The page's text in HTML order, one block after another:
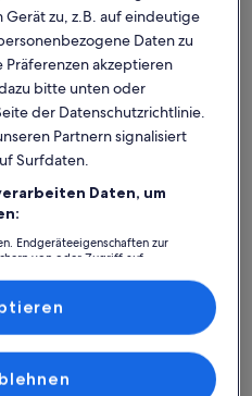
unsere App?
immer
ohne WLAN!
zu, z.B. auf eindeutige
Daten zu
akzeptieren
bitte unten oder
der Datenschutzrichtlinie.
Partnern signalisiert
Surfdaten.
Daten, um
Endgeräteeigenschaften zur
von oder Zugriff auf
und der Performance von Inhalten,
und Verbesserung von